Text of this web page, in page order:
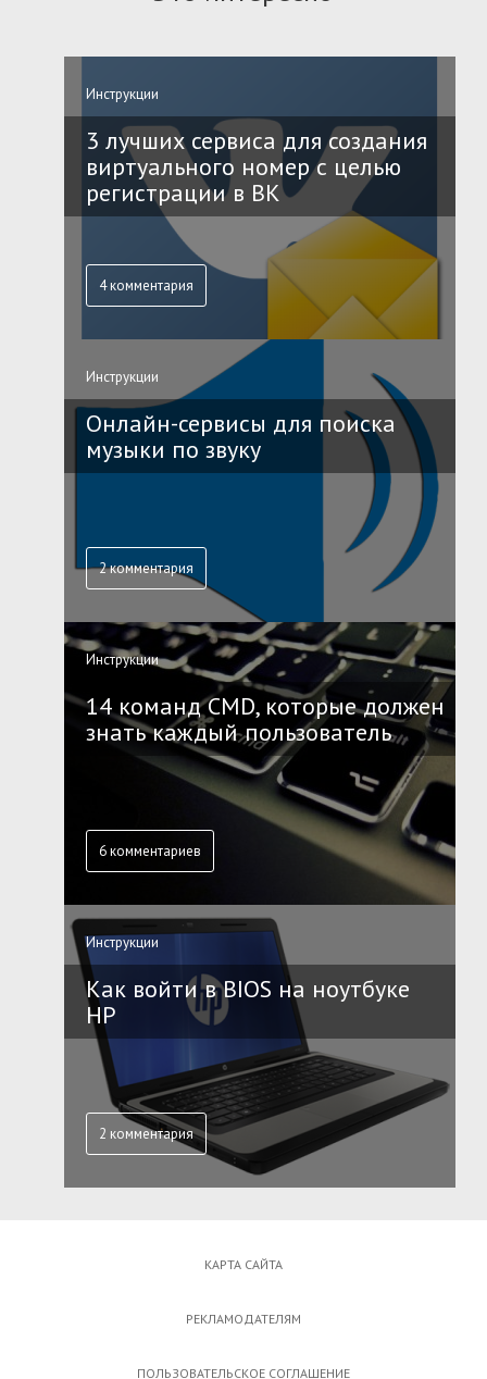
Инструкции
3 лучших сервиса для создания
виртуального номер с целью
регистрации в ВК
4 комментария
Инструкции
Онлайн-сервисы для поиска
музыки по звуку
2 комментария
Инструкции
14 команд CMD, которые должен
знать каждый пользователь
6 комментариев
Инструкции
Как войти в BIOS на ноутбуке
HP
2 комментария
КАРТА САЙТА
РЕКЛАМОДАТЕЛЯМ
ПОЛЬЗОВАТЕЛЬСКОЕ СОГЛАШЕНИЕ